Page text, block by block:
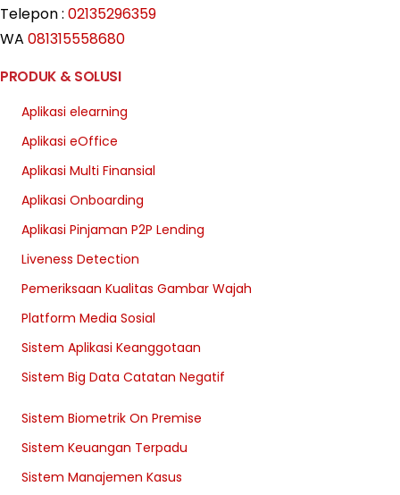
Telepon : 02135296359
WA 081315558680
PRODUK & SOLUSI
Aplikasi elearning
Aplikasi eOffice
Aplikasi Multi Finansial
Aplikasi Onboarding
Aplikasi Pinjaman P2P Lending
Liveness Detection
Pemeriksaan Kualitas Gambar Wajah
Platform Media Sosial
Sistem Aplikasi Keanggotaan
Sistem Big Data Catatan Negatif
Sistem Biometrik On Premise
Sistem Keuangan Terpadu
Sistem Manajemen Kasus